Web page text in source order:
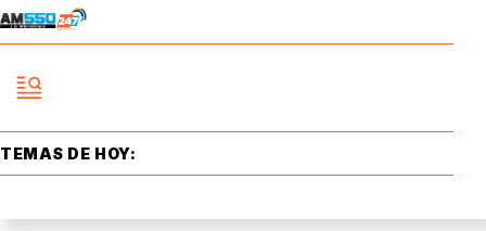
TEMAS DE HOY: